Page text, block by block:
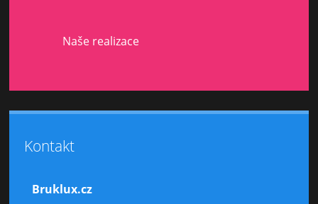
Naše realizace
Kontakt
Bruklux.cz